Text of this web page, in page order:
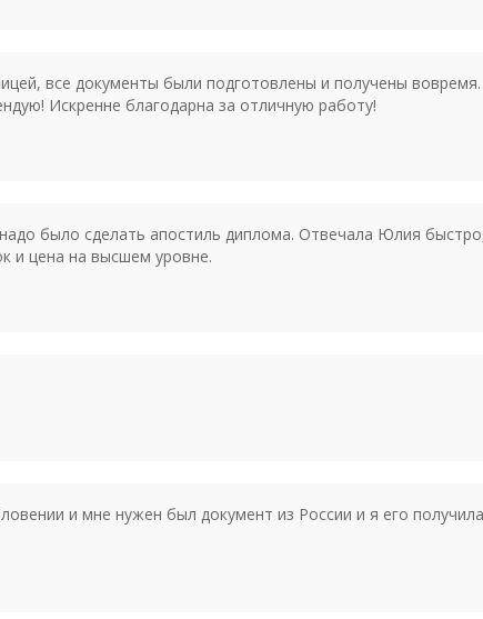
все документы были подготовлены и получены
Искренне благодарна за отличную работу!
было сделать апостиль диплома. Отвечала Юлия
и цена на высшем уровне.
и мне нужен был документ из России и я его